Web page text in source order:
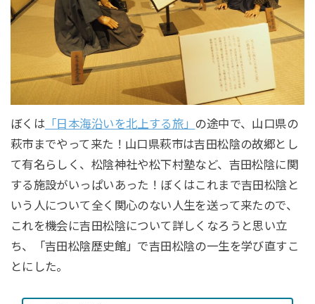
ぼくは 「日本海沿いを北上する旅」 の途中で、山口県の
萩市までやって来た！山口県萩市は吉田松陰の故郷とし
て有名らしく、松陰神社や松下村塾など、吉田松陰に関
する施設がいっぱいあった！ぼくはこれまで吉田松陰と
いう人について全く関心のない人生を送って来たので、
これを機会に吉田松陰について詳しくなろうと思い立
ち、「吉田松陰歴史館」で吉田松陰の一生を学び直すこ
とにした。